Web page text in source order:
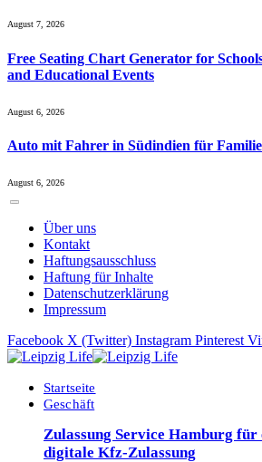
August 7, 2026
Free Seating Chart Generator for
and Educational Events
August 6, 2026
Auto mit Fahrer in Südindien für
August 6, 2026
Über uns
Kontakt
Haftungsausschluss
Haftung für Inhalte
Datenschutzerklärung
Impressum
Facebook X (Twitter) Instagram Pinterest
Startseite
Geschäft
Zulassung Service Hamburg für
digitale Kfz-Zulassung